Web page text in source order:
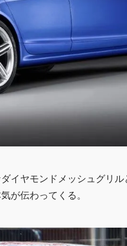
イヤモンドメッシュグリル
が伝わってくる。